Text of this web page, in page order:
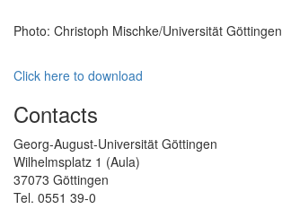
Photo: Christoph Mischke/Universität Göttingen
Click here to download
Contacts
Georg-August-Universität Göttingen
Wilhelmsplatz 1 (Aula)
37073 Göttingen
Tel. 0551 39-0